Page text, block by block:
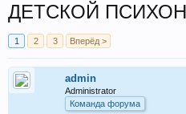
ДЕТСКОЙ
1 2 3 Вперёд >
admin
Administrator
Команда форума